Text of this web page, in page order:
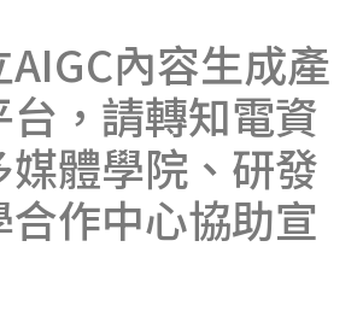
內容生成產
，請轉知電資
體學院、研發
作中心協助宣